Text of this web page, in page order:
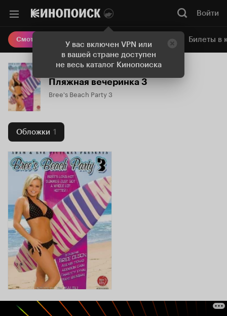
У вас включен VPN или
в вашей стране доступен
не весь каталог Кинопоиска
Войти
Смотреть кино Онлайн-кинотеатр Билеты в
Пляжная вечеринка 3
Bree's Beach Party 3
Обложки 1